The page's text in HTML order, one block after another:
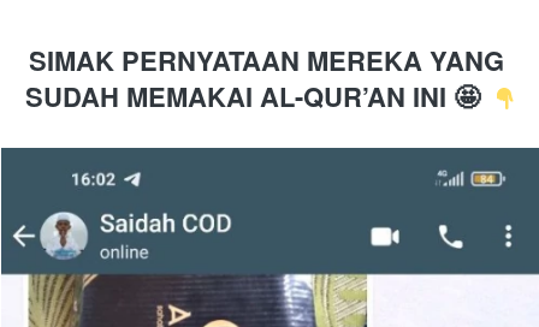
SIMAK PERNYATAAN MEREKA YANG
SUDAH MEMAKAI AL-QUR’AN INI 🤩